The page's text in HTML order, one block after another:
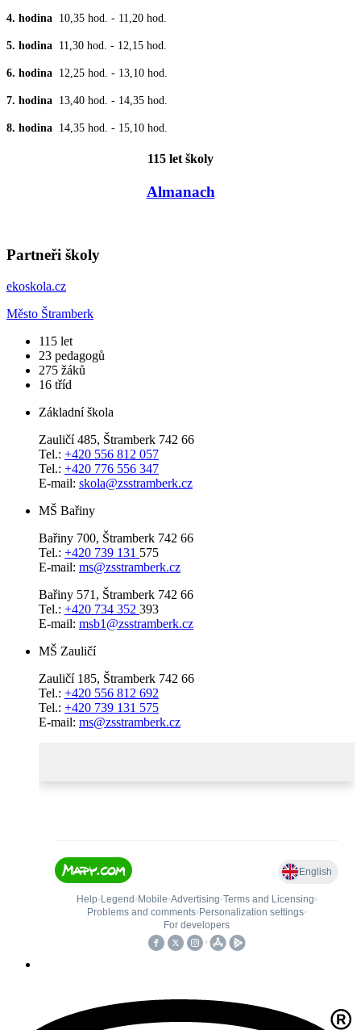
4. hodina 10,35 hod. - 11,20 hod.
5. hodina 11,30 hod. - 12,15 hod.
6. hodina 12,25 hod. - 13,10 hod.
7. hodina 13,40 hod. - 14,35 hod.
8. hodina 14,35 hod. - 15,10 hod.
115 let školy
Almanach
Partneři školy
ekoskola.cz
Město Štramberk
​115 let
23 pedagogů
275 žáků
16 tříd
Základní škola
Zauličí 485, Štramberk 742 66
Tel.: +420 556 812 057
Tel.: +420 776 556 347
E-mail: skola@zsstramberk.cz
MŠ Bařiny
Bařiny 700, Štramberk 742 66
Tel.: +420 739 131 575
E-mail: ms@zsstramberk.cz
Bařiny 571, Štramberk 742 66
Tel.: +420 734 352 393
E-mail: msb1@zsstramberk.cz
MŠ Zauličí
Zauličí 185, Štramberk 742 66
Tel.: +420 556 812 692
Tel.: +420 739 131 575
E-mail: ms@zsstramberk.cz